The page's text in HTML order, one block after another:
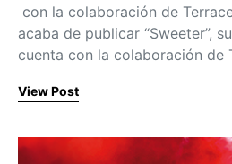
con la colaboración de
acaba de publicar “Sweeter”,
cuenta con la colaboración de
View Post